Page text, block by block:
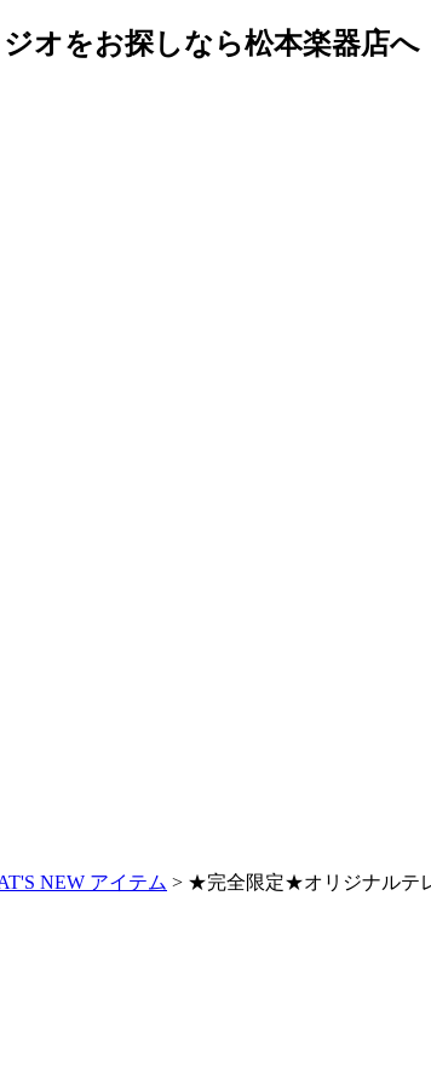
オをお探しなら松本楽器店へ
NEW アイテム > ★完全限定★オリジナルテ